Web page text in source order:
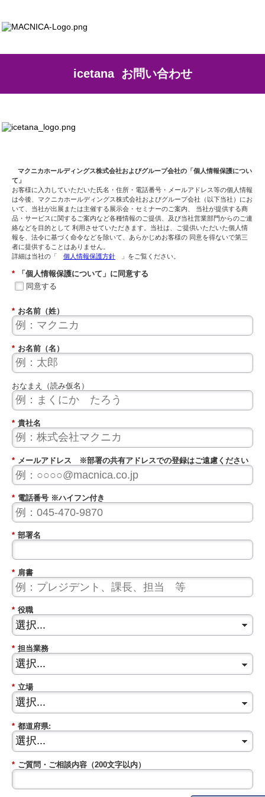
icetana お問い合わせ
マクニカホールディングス株式会社およびグループ会社の「個人情報保護につい
て」
お客様に入力していただいた氏名・住所・電話番号・メールアドレス等の個人情報
は今後、マクニカホールディングス株式会社およびグループ会社（以下当社）にお
いて、当社が出展または主催する展示会・セミナーのご案内、 当社が提供する商
品・サービスに関するご案内など各種情報のご提供、及び当社営業部門からのご連
絡などを目的として 利用させていただきます。当社は、ご提供いただいた個人情
報を、法令に基づく命令などを除いて、あらかじめお客様の 同意を得ないで第三
者に提供することはありません。
詳細は当社の「
個人情報保護方針 」をご覧ください。
*
「個人情報保護について」に同意する
同意する
* お名前（姓）
* お名前（名）
おなまえ（読み仮名）
* 貴社名
* メールアドレス ※部署の共有アドレスでの登録はご遠慮ください
* 電話番号 ※ハイフン付き
* 部署名
* 肩書
* 役職
* 担当業務
* 立場
* 都道府県:
* ご質問・ご相談内容（200文字以内）